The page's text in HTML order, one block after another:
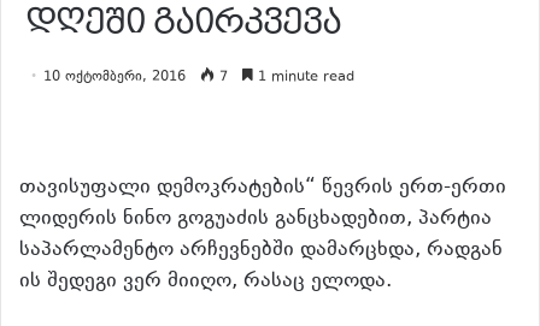
დღეში გაირკვევა
10 ოქტომბერი, 2016 7 1 minute read
თავისუფალი დემოკრატების“ წევრის ერთ-ერთი
ლიდერის ნინო გოგუაძის განცხადებით, პარტია
საპარლამენტო არჩევნებში დამარცხდა, რადგან
ის შედეგი ვერ მიიღო, რასაც ელოდა.